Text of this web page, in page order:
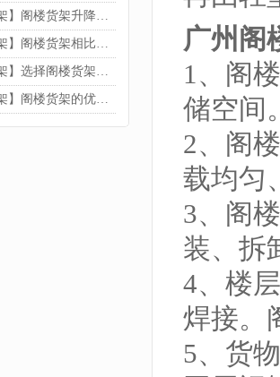
【阁楼货架】阁楼货架升降机需要注意哪些
【阁楼货架】阁楼货架相比传统货架的优势是什么
【阁楼货架】选择阁楼货架的好处？
【阁楼货架】阁楼货架的优点是什么
广州阁
1、阁
储空间
2、阁
载均匀
3、阁
装、拆
4、楼
焊接。
5、货